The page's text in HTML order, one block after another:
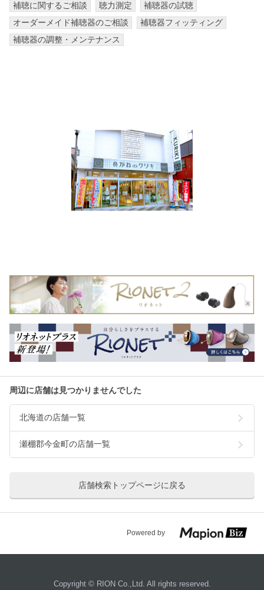
補聴に関するご相談 聴力測定
補聴器の試聴
オーダーメイド補聴器のご相談
補聴器フィッティング
補聴器の調整・メンテナンス
周辺に店舗は見つかりませんでした
北海道の店舗一覧
瀬棚郡今金町の店舗一覧
店舗検索トップページに戻る
Powered by
Copyright © RION Co.,Ltd. All rights reserved.